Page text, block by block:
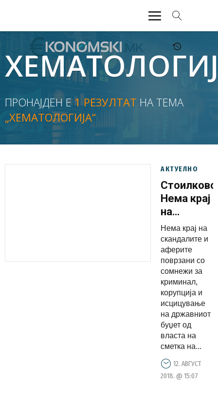
АКТУЕЛНО
ЕКОНОМИЈА
ФИНАНСИИ
БАНКАРСТВО
ЖИВОТ
ПРОНАЈДЕН Е1 РЕЗУЛТАТ НА ТЕМА
„ХЕМАТОЛОГИЈА“
АКТУЕЛНО
Нема крај
на
на СДСМ,
три
тендери
тешки
повеќе од
3 милиони
евра
добил
таткото
на
Нема крај на
скандалите и
аферите
поврзани со
сомнежи за
криминал,
корупција и
исцицување
на државниот
буџет од
власта на
сметка на...
12. АВГУСТ
2018. @ 15:07